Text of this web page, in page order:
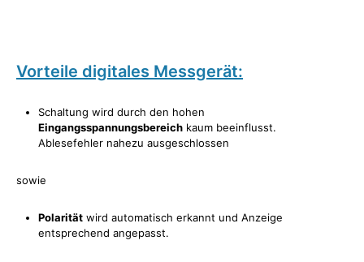
Vorteile digitales Messgerät:
Schaltung wird durch den hohen
Eingangsspannungsbereich kaum beeinflusst.
Ablesefehler nahezu ausgeschlossen
sowie
Polarität wird automatisch erkannt und Anzeige
entsprechend angepasst.